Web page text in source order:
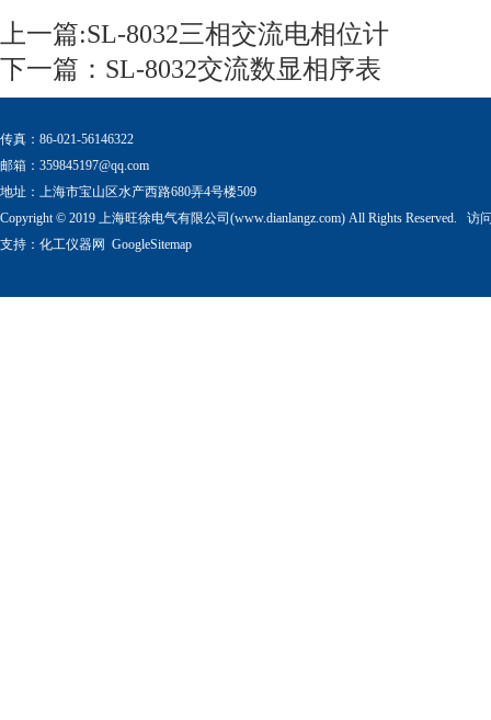
上一篇:SL-8032三相交流电相位计
下一篇： SL-8032交流数显相序表
传真：86-021-56146322
邮箱： 359845197@qq.com
地址：上海市宝山区水产西路680弄4号楼509
Copyright © 2019 上海旺徐电气有限公司(www.dianlangz.com) All Rights Reserved. 访
支持： 化工仪器网 GoogleSitemap